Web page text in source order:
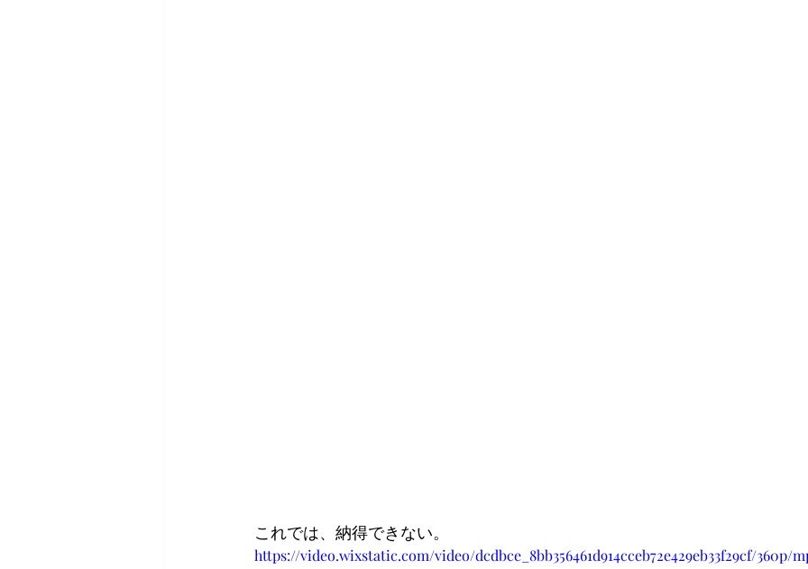
これでは、納得できない。
https://video.wixstatic.com/video/dcdbce_8bb356461d914cceb72e429eb33f29cf/360p/